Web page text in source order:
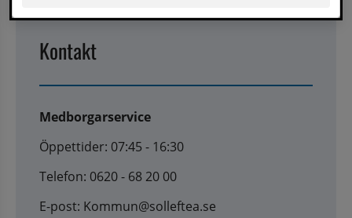
Kontakt
Medborgarservice
Öppettider: 07:45 - 16:30
Telefon: 0620 - 68 20 00
E-post: Kommun@solleftea.se